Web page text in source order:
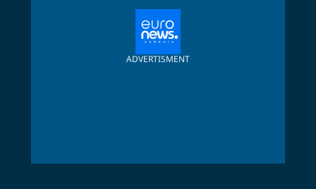
ADVERTISMENT